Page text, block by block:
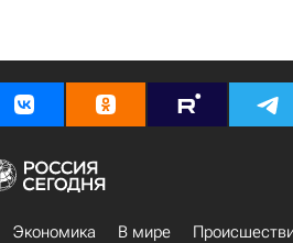
Экономика В мире